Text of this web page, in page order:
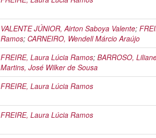
VALENTE JÚNIOR, Airton Saboya Valente;
Ramos; CARNEIRO, Wendell Márcio Araújo
FREIRE, Laura Lúcia Ramos; BARROSO,
Martins, José Wilker de Sousa
FREIRE, Laura Lúcia Ramos
FREIRE, Laura Lúcia Ramos